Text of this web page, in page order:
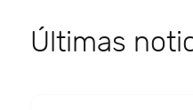
Últimas